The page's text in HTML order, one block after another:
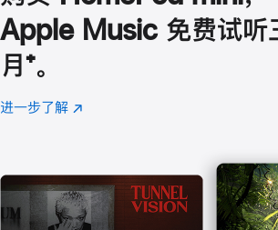
Apple Music 免费试听
月 脚
注
⁺。
进一步了解 Apple
(在
口
中
打